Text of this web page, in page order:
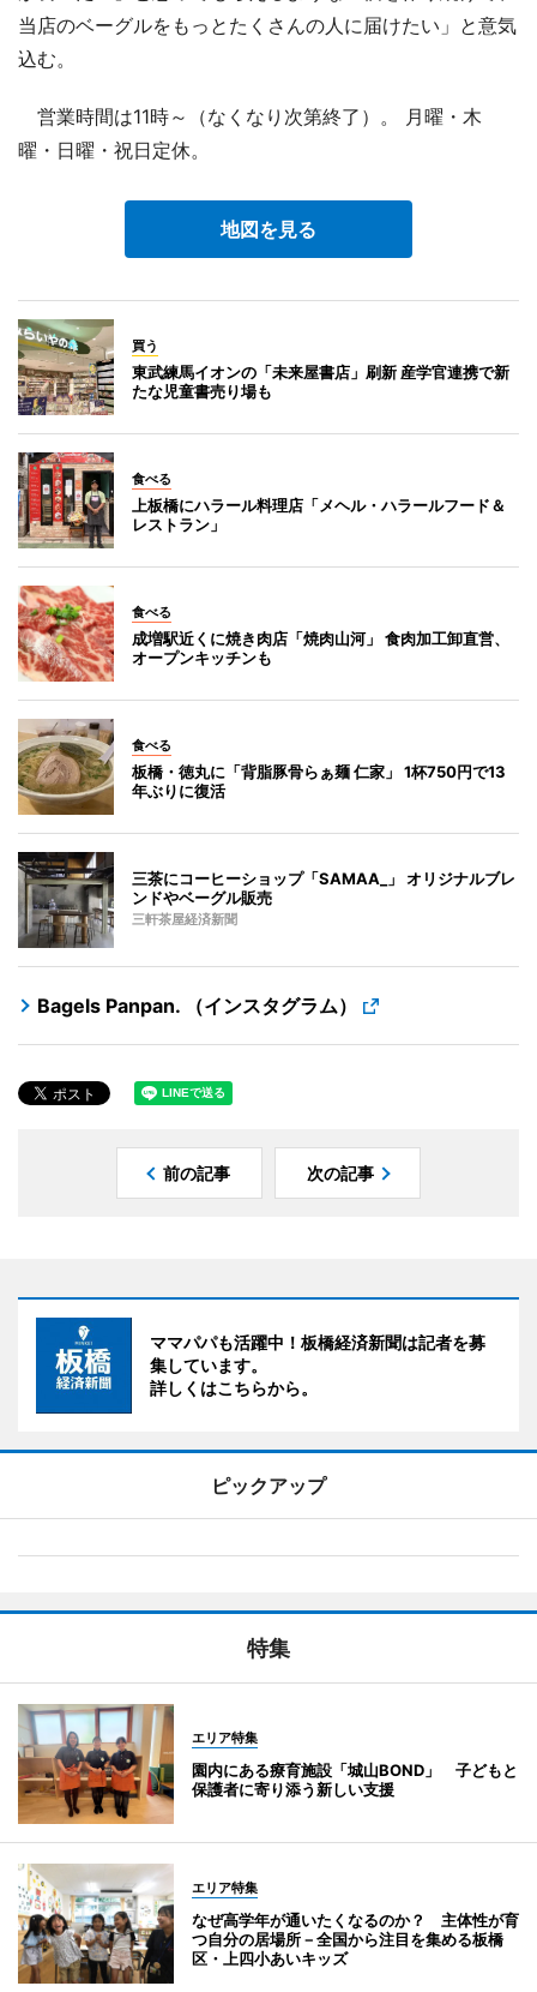
当店のベーグルをもっとたくさんの人に届けたい」と意気
込む。
営業時間は11時～（なくなり次第終了）。 月曜・木
曜・日曜・祝日定休。
地図を見る
買う
東武練馬イオンの「未来屋書店」刷新 産学官連携で新
たな児童書売り場も
食べる
上板橋にハラール料理店「メヘル・ハラールフード＆
レストラン」
食べる
成増駅近くに焼き肉店「焼肉山河」 食肉加工卸直営、
オープンキッチンも
食べる
板橋・徳丸に「背脂豚骨らぁ麺 仁家」 1杯750円で13
年ぶりに復活
三茶にコーヒーショップ「SAMAA_」 オリジナルブレ
ンドやベーグル販売
三軒茶屋経済新聞
Bagels Panpan. （インスタグラム）
前の記事 次の記事
ママパパも活躍中！板橋経済新聞は記者を募
集しています。
詳しくはこちらから。
ピックアップ
特集
エリア特集
園内にある療育施設「城山BOND」 子どもと
保護者に寄り添う新しい支援
エリア特集
なぜ高学年が通いたくなるのか？ 主体性が育
つ自分の居場所－全国から注目を集める板橋
区・上四小あいキッズ